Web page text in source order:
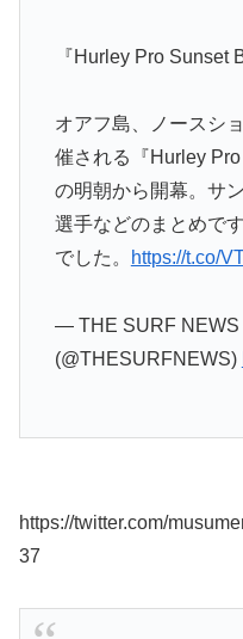
『Hurley Pro Sunset
オアフ島、ノースシ
催される『Hurley
の明朝から開幕。サ
選手などのまとめで
でした。
https://t.co/
— THE SURF NEWS
(@THESURFNEWS)
https://twitter.com/
37